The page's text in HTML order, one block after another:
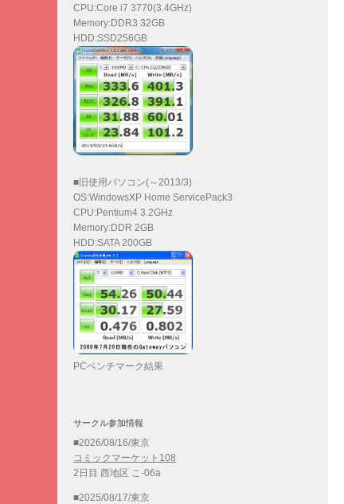
CPU:Core i7 3770(3.4GHz)
Memory:DDR3 32GB
HDD:SSD256GB
■旧使用パソコン(～2013/3)
OS:WindowsXP Home ServicePack3
CPU:Pentium4 3.2GHz
Memory:DDR 2GB
HDD:SATA 200GB
PCベンチマーク結果
サークル参加情報
■2026/08/16/東京
コミックマーケット108
2日目 西地区 こ-06a
■2025/08/17/東京